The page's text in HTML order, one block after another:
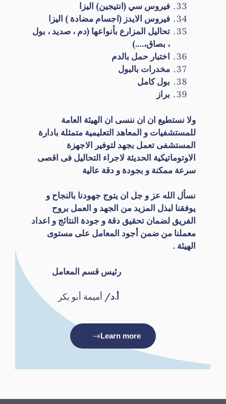
فيروس سي (انتيجين) اليزا
فيروس الايدز (اجسام مضادة ) اليزا
تحاليل المزارع بأنواعها (دم ، صديد ، بول
، بصاق،….)
اختبار حمل بالدم
مخدرات بالبول
بول كامل
براز
ولا نستطيع ان ان ننسى ان الهيئة العامة
للمستشفيات و المعاهد التعليمية متمثلة بادارة
المستشفى تعمل بجهد لتوفير الاجهزة
الاوتوماتيكية الحديثة لاجراء التحاليل فى اقصى
سرعة ممكنة و بجودة و دقة عالية
نسأل الله عز و جل ان يتوج جهودنا بالنجاح و
يوفقنا لبذل المزيد من الجهد و العمل بروح
الفريق لضمان تحقيق دقة و جودة النتائج و اعداد
معملنا من ضمن أجود المعامل على مستوى
الهيئة .
رئيس قسم المعامل
أ.د/ أميمة أبو بكر
Learn more